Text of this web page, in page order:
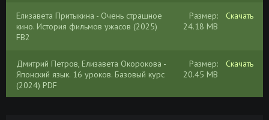
Елизавета Притыкина - Очень страшное
кино. История фильмов ужасов (2025)
FB2
Размер:
24.18 MB
Скачать
Дмитрий Петров, Елизавета Окорокова -
Японский язык. 16 уроков. Базовый курс
(2024) PDF
Размер:
20.45 MB
Скачать